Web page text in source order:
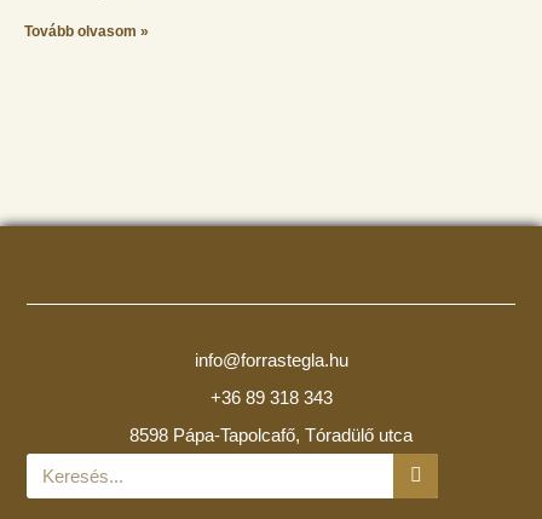
Tovább olvasom »
info@forrastegla.hu
+36 89 318 343
8598 Pápa-Tapolcafő, Tóradülő utca